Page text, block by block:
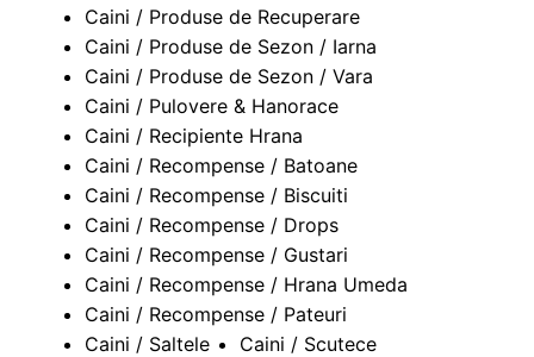
Caini / Produse de Recuperare
Caini / Produse de Sezon / Iarna
Caini / Produse de Sezon / Vara
Caini / Pulovere & Hanorace
Caini / Recipiente Hrana
Caini / Recompense / Batoane
Caini / Recompense / Biscuiti
Caini / Recompense / Drops
Caini / Recompense / Gustari
Caini / Recompense / Hrana Umeda
Caini / Recompense / Pateuri
Caini / Saltele
Caini / Scutece